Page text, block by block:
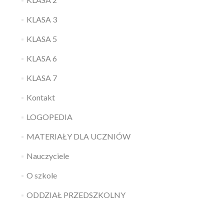
KLASA 3
KLASA 5
KLASA 6
KLASA 7
Kontakt
LOGOPEDIA
MATERIAŁY DLA UCZNIÓW
Nauczyciele
O szkole
ODDZIAŁ PRZEDSZKOLNY